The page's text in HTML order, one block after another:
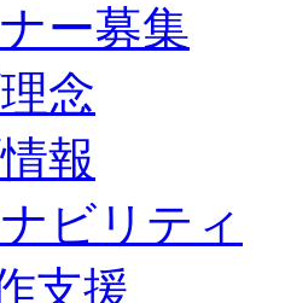
ー募集
念
報
ビリティ
支援